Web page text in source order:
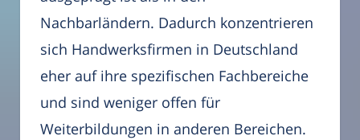
Nachbarländern. Dadurch konzentrieren
sich Handwerksfirmen in Deutschland
eher auf ihre spezifischen Fachbereiche
und sind weniger offen für
Weiterbildungen in anderen Bereichen.